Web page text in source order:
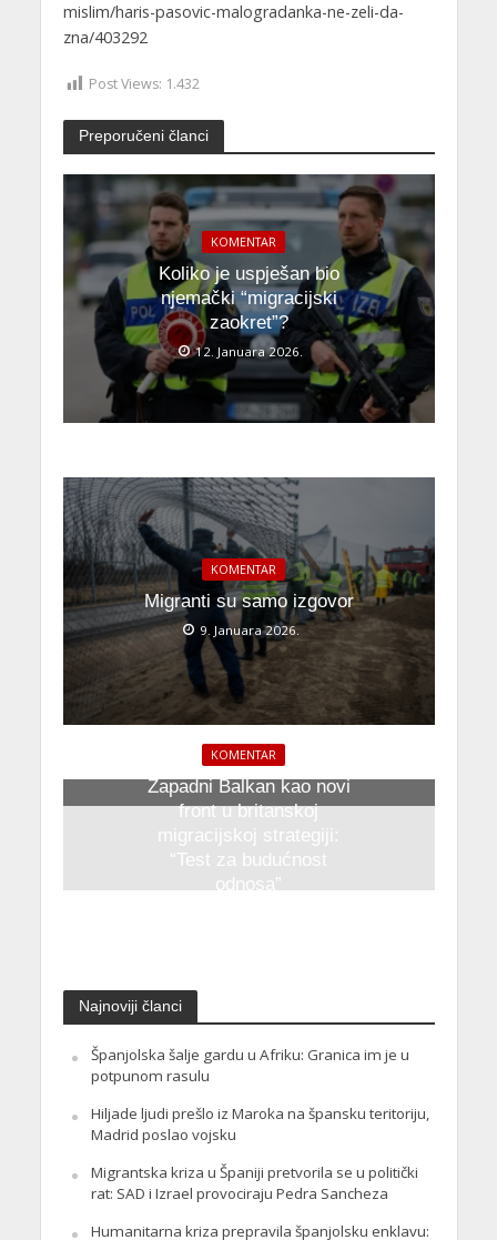
mislim/haris-pasovic-malogradanka-ne-zeli-da-
zna/403292
Post Views: 1.432
Preporučeni članci
KOMENTAR
Koliko je uspješan bio
njemački “migracijski
zaokret”?
12. Januara 2026.
KOMENTAR
Migranti su samo izgovor
9. Januara 2026.
KOMENTAR
Zapadni Balkan kao novi
front u britanskoj
migracijskoj strategiji:
“Test za budućnost
odnosa”
Najnoviji članci
Španjolska šalje gardu u Afriku: Granica im je u
potpunom rasulu
Hiljade ljudi prešlo iz Maroka na špansku teritoriju,
Madrid poslao vojsku
Migrantska kriza u Španiji pretvorila se u politički
rat: SAD i Izrael provociraju Pedra Sancheza
Humanitarna kriza prepravila španjolsku enklavu: